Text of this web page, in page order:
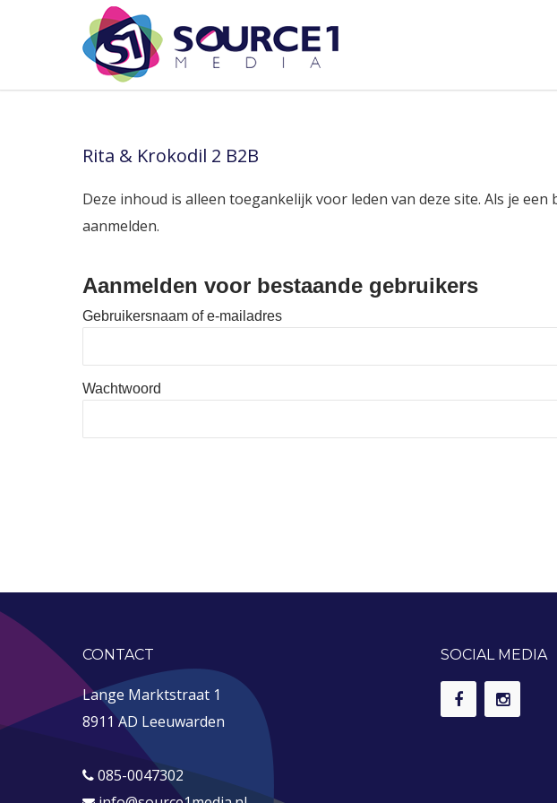
Rita & Krokodil 2 B2B
Deze inhoud is alleen toegankelijk voor leden van deze site. Als je
aanmelden.
Aanmelden voor bestaande gebruikers
Gebruikersnaam of e-mailadres
Wachtwoord
CONTACT
Lange Marktstraat 1
8911 AD Leeuwarden
085-0047302
SOCIAL MEDIA